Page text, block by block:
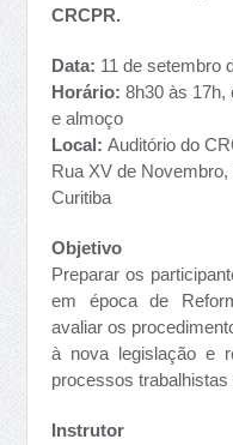
CRCPR.
Data: 11 de setembro
Horário: 8h30 às
e almoço
Local: Auditório do
Rua XV de
Curitiba
Objetivo
Preparar os
em época de
avaliar os
à nova legislação e
processos trabalhistas
Instrutor